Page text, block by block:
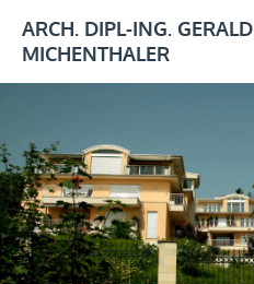
ARCH. DIPL-ING. GERALD
MICHENTHALER